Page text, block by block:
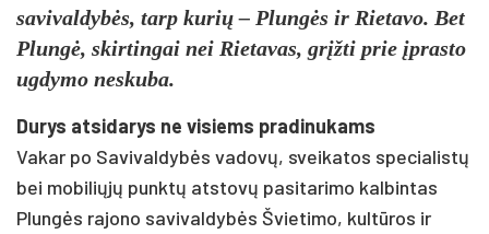
savivaldybės, tarp kurių – Plungės ir Rietavo. Bet
Plungė, skirtingai nei Rietavas, grįžti prie įprasto
ugdymo neskuba.
Durys atsidarys ne visiems pradinukams
Vakar po Savivaldybės vadovų, sveikatos specialistų
bei mobiliųjų punktų atstovų pasitarimo kalbintas
Plungės rajono savivaldybės Švietimo, kultūros ir